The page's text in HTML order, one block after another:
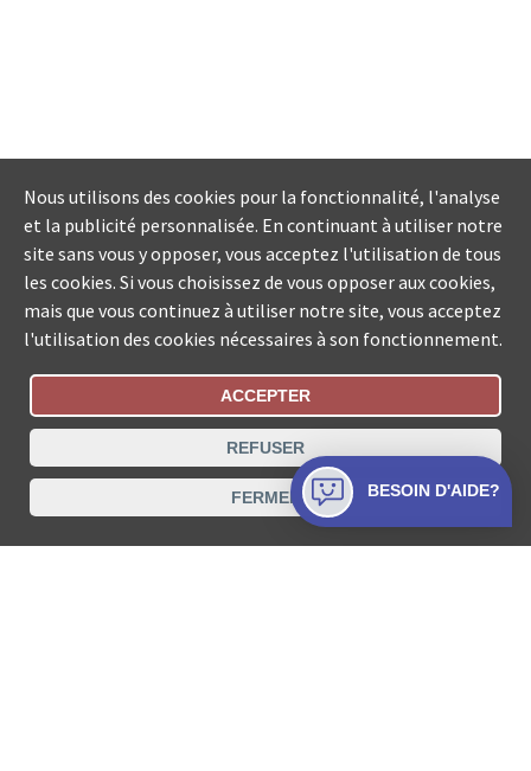
Statut De La Commande
Recherche des offices de Suisse
Protection des données Mentions légales
Conditions d’utilisation Contact
Nous utilisons des cookies pour la fonctionnalité, l'analyse
et la publicité personnalisée. En continuant à utiliser notre
site sans vous y opposer, vous acceptez l'utilisation de tous
les cookies. Si vous choisissez de vous opposer aux cookies,
mais que vous continuez à utiliser notre site, vous acceptez
l'utilisation des cookies nécessaires à son fonctionnement.
ACCEPTER
REFUSER
FERMER BESOIN D'AIDE?